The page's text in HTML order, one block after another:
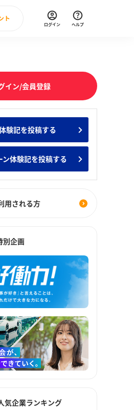
みんなのインターン人気企業ランキ
ト
直近のイベント一覧
もっと見る
ログイン ヘルプ
イン/会員登録
験記を投稿する
ン体験記を投稿する
用される方
別企画
気企業ランキング